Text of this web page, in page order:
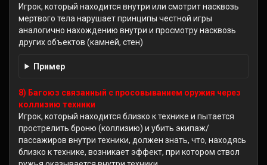
Игрок, который находится внутри или смотрит насквозь
мертвого тела нарушает принципы честной игры
аналогично нахождению внутри и просмотру насквозь
других объектов (камней, стен)
Пример
8) Багоюз связанный с просовыванием оружия через
коллизию техники
Игрок, который находится близко к технике и пытается
прострелить броню (коллизию) и убить экипаж/
пассажиров внутри техники, должен знать, что, находясь
близко к технике, возникает эффект, при котором ствол